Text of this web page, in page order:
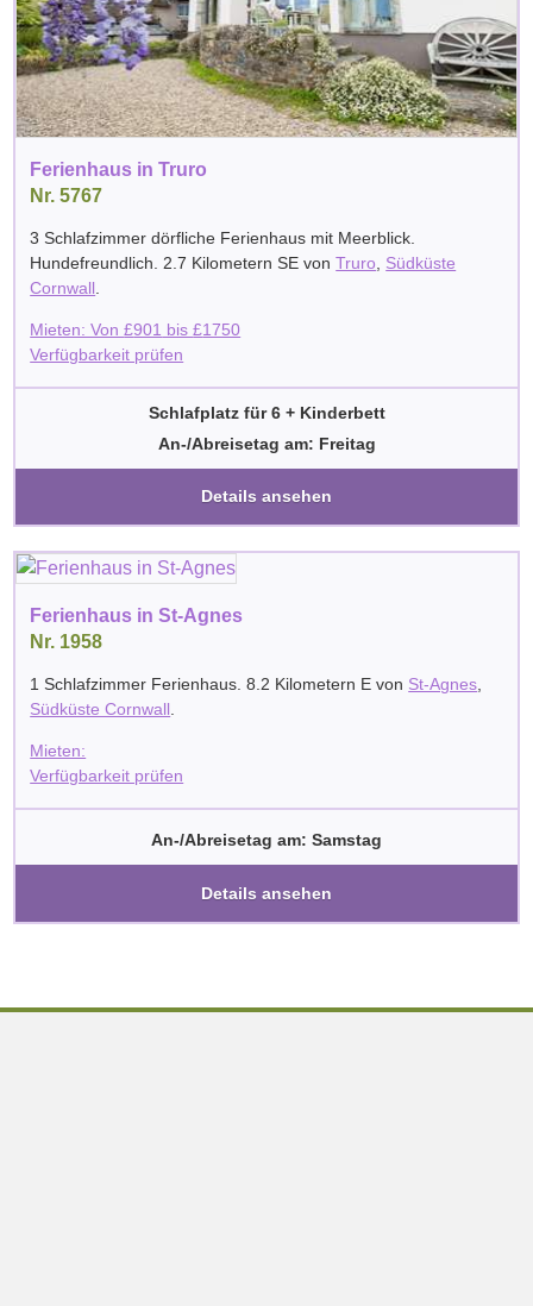
Ferienhaus in Truro
Nr. 5767
3 Schlafzimmer dörfliche Ferienhaus mit Meerblick.
Hundefreundlich. 2.7 Kilometern SE vonTruro Südküste
Cornwall
Mieten: Von£901 bis£1750
Verfügbarkeit prüfen
Schlafplatz für 6 + Kinderbett
An-/Abreisetag am: Freitag
Details ansehen
Ferienhaus in St-Agnes
Nr. 1958
1 Schlafzimmer Ferienhaus. 8.2 Kilometern E von St-Agnes,
Südküste Cornwall.
Mieten:
Verfügbarkeit prüfen
An-/Abreisetag am: Samstag
Details ansehen